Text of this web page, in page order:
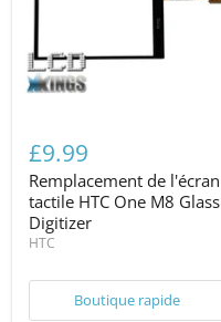
£9.99
Remplacement de l'écran
tactile HTC One M8 Glass
Digitizer
HTC
Boutique rapide